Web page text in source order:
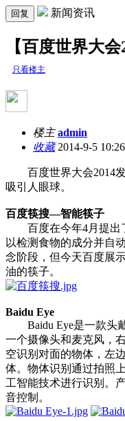
回复 新闻资讯
【百度世界大
只看楼主
楼主 admin
收藏2014-9-5
百度世界大会2014发
吸引人眼球。
百度筷搜—智能筷子
百度在今年4月提出
以检测食物的成分并自
念阶段，但今天百度展
油的筷子。
Baidu Eye
Baidu Eye是一款头
一个摄像头和麦克风，
空识别对面的物体，左
体。物体识别通过拍照
工智能技术进行识别。
音控制。